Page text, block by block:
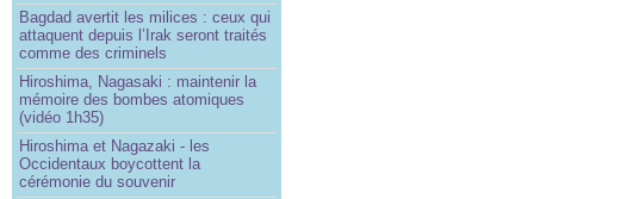
Bagdad avertit les milices : ceux qui
attaquent depuis l’Irak seront traités
comme des criminels
Hiroshima, Nagasaki : maintenir la
mémoire des bombes atomiques
(vidéo 1h35)
Hiroshima et Nagazaki - les
Occidentaux boycottent la
cérémonie du souvenir